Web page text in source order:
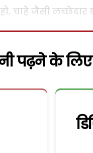
चाहे जैसी
पढ़ने के लिए